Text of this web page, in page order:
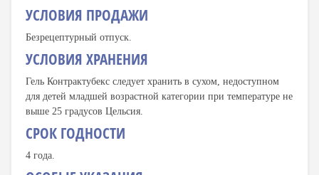
УСЛОВИЯ ПРОДАЖИ
Безрецептурный отпуск.
УСЛОВИЯ ХРАНЕНИЯ
Гель Контрактубекс следует хранить в сухом, недоступном
для детей младшей возрастной категории при температуре не
выше 25 градусов Цельсия.
СРОК ГОДНОСТИ
4 года.